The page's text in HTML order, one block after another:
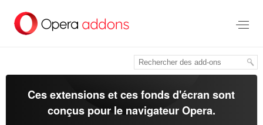
contenu
Ces extensions et ces fonds d'écran sont
conçus pour le navigateur Opera.